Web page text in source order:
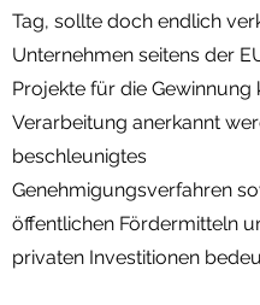
Tag, sollte doch endlich
Unternehmen seitens der
Projekte für die
Verarbeitung anerkannt
beschleunigtes
Genehmigungsverfahren
öffentlichen Fördermitteln
privaten Investitionen